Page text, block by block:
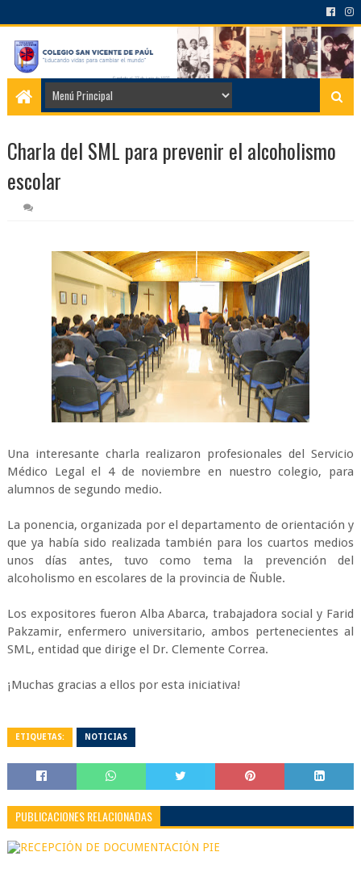
Charla del SML para prevenir el alcoholismo
escolar
Una interesante charla realizaron profesionales del Servicio
Médico Legal el 4 de noviembre en nuestro colegio, para
alumnos de segundo medio.
La ponencia, organizada por el departamento de orientación y
que ya había sido realizada también para los cuartos medios
unos días antes, tuvo como tema la prevención del
alcoholismo en escolares de la provincia de Ñuble.
Los expositores fueron Alba Abarca, trabajadora social y Farid
Pakzamir, enfermero universitario, ambos pertenecientes al
SML, entidad que dirige el Dr. Clemente Correa.
¡Muchas gracias a ellos por esta iniciativa!
ETIQUETAS: NOTICIAS
PUBLICACIONES RELACIONADAS